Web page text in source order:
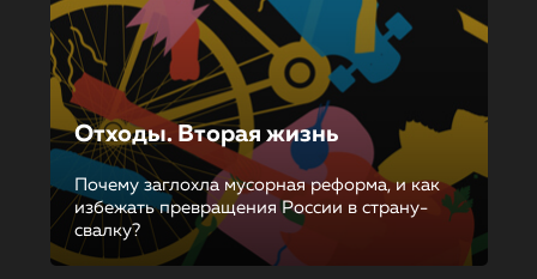
Отходы. Вторая жизнь
Почему заглохла мусорная реформа, и как
избежать превращения России в страну-
свалку?